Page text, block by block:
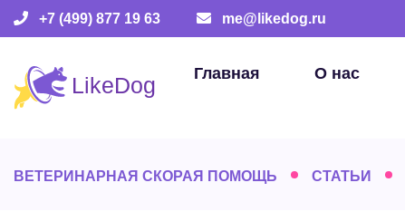
+7 (499) 877 19 63 me@likedog.ru
Главная О нас
ВЕТЕРИНАРНАЯ СКОРАЯ ПОМОЩЬ СТАТЬИ